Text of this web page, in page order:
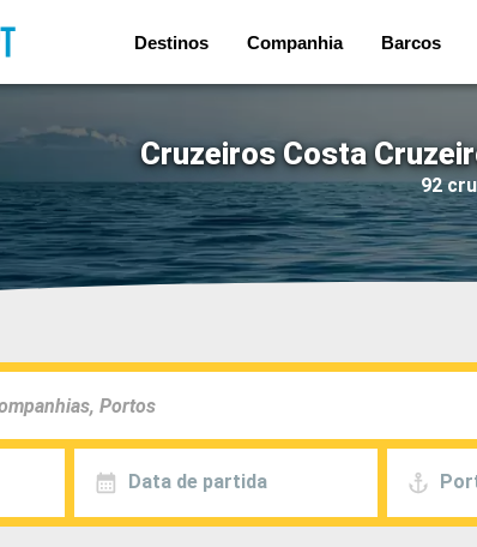
Destinos Companhia Barcos
Cruzeiros Costa
92
Data de partida